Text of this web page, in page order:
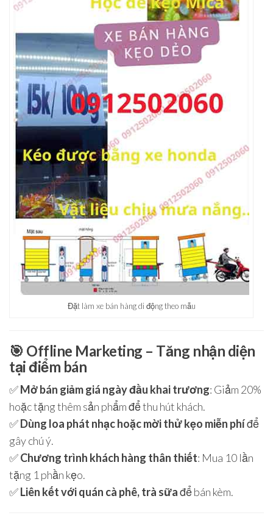
Đặt làm xe bán hàng di động theo mẫu
🎯 Offline Marketing – Tăng nhận diện
tại điểm bán
✅Mở bán giảm giá ngày đầu khai trương: Giảm 20%
hoặc tặng thêm sản phẩm để thu hút khách.
✅Dùng loa phát nhạc hoặc mời thử kẹo miễn phíđể
gây chú ý.
✅Chương trình khách hàng thân thiết: Mua 10 lần
tặng 1 phần kẹo.
✅Liên kết với quán cà phê, trà sữađể bán kèm.